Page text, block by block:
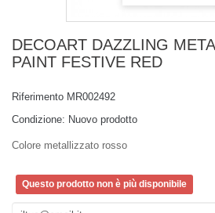
DECOART DAZZLING
PAINT FESTIVE RED
Riferimento MR002492
Condizione: Nuovo prodotto
Colore metallizzato rosso
Questo prodotto non è più disponibile